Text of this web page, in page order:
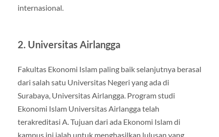
internasional.
2. Universitas Airlangga
Fakultas Ekonomi Islam paling baik selanjutnya berasal
dari salah satu Universitas Negeri yang ada di
Surabaya, Universitas Airlangga. Program studi
Ekonomi Islam Universitas Airlangga telah
terakreditasi A. Tujuan dari ada Ekonomi Islam di
kampus ini ialah untuk menghasilkan lulusan yang